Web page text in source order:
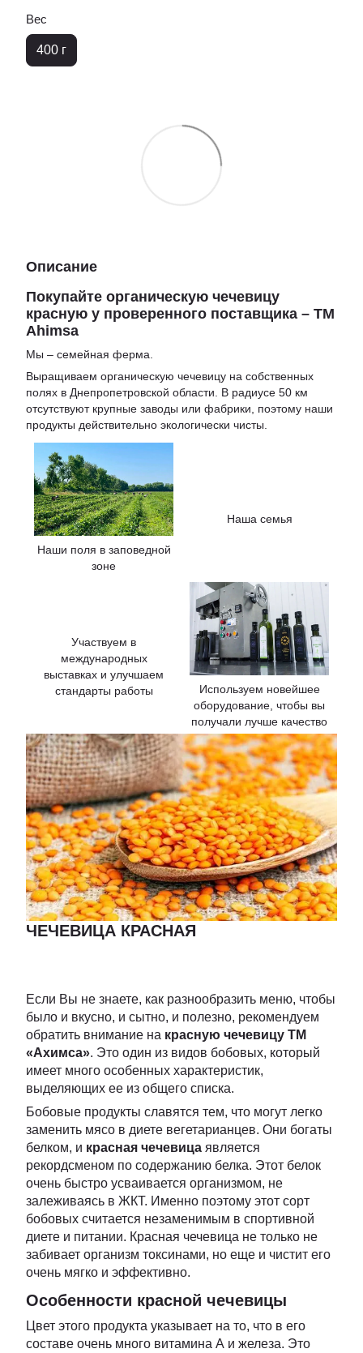
Вес
400 г
Описание
Покупайте органическую чечевицу
красную у проверенного поставщика – TM
Ahimsa
Мы – семейная ферма.
Выращиваем органическую чечевицу на собственных
полях в Днепропетровской области. В радиусе 50 км
отсутствуют крупные заводы или фабрики, поэтому наши
продукты действительно экологически чисты.
Наши поля в заповедной
зоне
Наша семья
Участвуем в
международных
выставках и улучшаем
стандарты работы
Используем новейшее
оборудование, чтобы вы
получали лучше качество
ЧЕЧЕВИЦА КРАСНАЯ
Если Вы не знаете, как разнообразить меню, чтобы
было и вкусно, и сытно, и полезно, рекомендуем
обратить внимание на красную чечевицу ТМ
«Ахимса». Это один из видов бобовых, который
имеет много особенных характеристик,
выделяющих ее из общего списка.
Бобовые продукты славятся тем, что могут легко
заменить мясо в диете вегетарианцев. Они богаты
белком, и красная чечевица является
рекордсменом по содержанию белка. Этот белок
очень быстро усваивается организмом, не
залеживаясь в ЖКТ. Именно поэтому этот сорт
бобовых считается незаменимым в спортивной
диете и питании. Красная чечевица не только не
забивает организм токсинами, но еще и чистит его
очень мягко и эффективно.
Особенности красной чечевицы
Цвет этого продукта указывает на то, что в его
составе очень много витамина А и железа. Это